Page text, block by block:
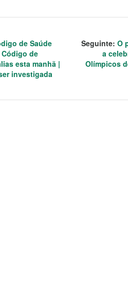
de Saúde
de
esta manhã |
investigada
Seguinte: O
a
Olímpicos